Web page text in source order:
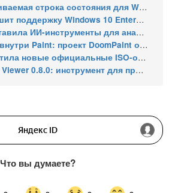
для Windows с виджетами и поддержкой нескольких мониторов
LTSC 2021 в январе 2027 года. ESU продлят обновления до января 2030 года
для анализа производительности Windows: ETW MCP и WPA MCP
DoomPaint от технического директора Microsoft Azure
ISO-образы Windows 11 для инсайдеров
просмотра истории обновлений Windows 11 и Windows 10 получил улучшения